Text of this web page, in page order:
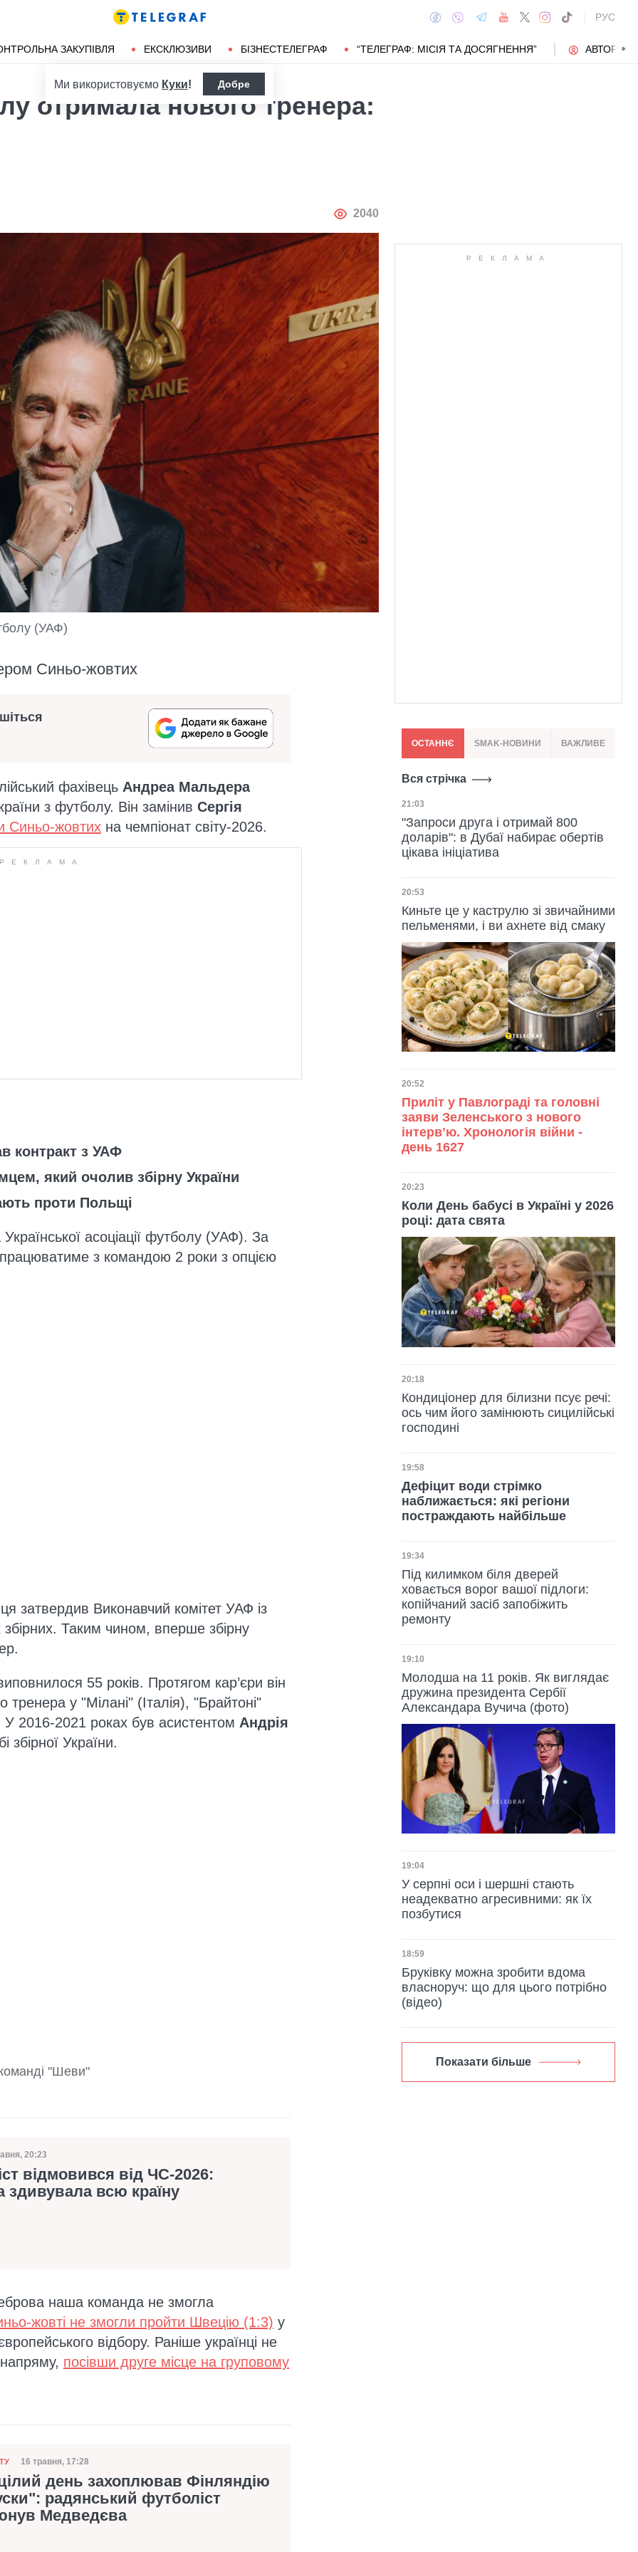
РУС
ЗАКУПІВЛЯ ЕКСКЛЮЗИВИ БІЗНЕСТЕЛЕГРАФ “ТЕЛЕГРАФ: МІСІЯ ТА ДОСЯГНЕННЯ” АВТОРИ
Ми використовуємо Куки! Добре
отримала нового тренера:
АВТОР
2040
(УАФ)
Синьо-жовтих
фахівець Андреа Мальдера
з футболу. Він замінив Сергія
Синьо-жовтих на чемпіонат світу-2026.
контракт з УАФ
який очолив збірну України
проти Польщі
асоціації футболу (УАФ). За
з командою 2 роки з опцією
затвердив Виконавчий комітет УАФ із
збірних. Таким чином, вперше збірну
55 років. Протягом кар’єри він
у "Мілані" (Італія), "Брайтоні"
У 2016-2021 роках був асистентом Андрія
збірної України.
"Шеви"
публікації
20:23
відмовився від ЧС-2026:
здивувала всю країну
наша команда не змогла
жовті не змогли пройти Швецію (1:3) у
відбору. Раніше українці не
посівши друге місце на груповому
Дата публікації
16 травня, 17:28
день захоплював Фінляндію
радянський футболіст
Медведєва
ОСТАННЄ SMAK-НОВИНИ ВАЖЛИВЕ
Вся стрічка
Дата публікації
21:03
"Запроси друга і отримай 800
доларів": в Дубаї набирає обертів
цікава ініціатива
Дата публікації
20:53
Киньте це у каструлю зі звичайними
пельменями, і ви ахнете від смаку
Дата публікації
20:52
Приліт у Павлограді та головні
заяви Зеленського з нового
інтервʼю. Хронологія війни -
день 1627
Дата публікації
20:23
Коли День бабусі в Україні у 2026
році: дата свята
Дата публікації
20:18
Кондиціонер для білизни псує речі:
ось чим його замінюють сицилійські
господині
Дата публікації
19:58
Дефіцит води стрімко
наближається: які регіони
постраждають найбільше
Дата публікації
19:34
Під килимком біля дверей
ховається ворог вашої підлоги:
копійчаний засіб запобіжить
ремонту
Дата публікації
19:10
Молодша на 11 років. Як виглядає
дружина президента Сербії
Александара Вучича (фото)
Дата публікації
19:04
У серпні оси і шершні стають
неадекватно агресивними: як їх
позбутися
Дата публікації
18:59
Бруківку можна зробити вдома
власноруч: що для цього потрібно
(відео)
Показати більше